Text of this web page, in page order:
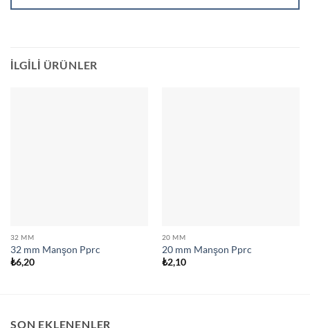
İLGILI ÜRÜNLER
32 MM
32 mm Manşon Pprc
₺6,20
20 MM
20 mm Manşon Pprc
₺2,10
SON EKLENENLER